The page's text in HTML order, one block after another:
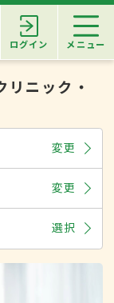
ログイン メニュー
リニック・
変更
変更
選択